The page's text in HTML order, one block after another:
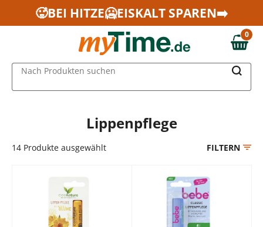
Zum Hauptinhalt springen
Zur Navigation springen
Zur Suche springen
🥵BEI HITZE🥶EISKALT SPAREN➡️
0,00 €
0
Nach Produkten suchen
Lippenpflege
14 Produkte ausgewählt FILTERN